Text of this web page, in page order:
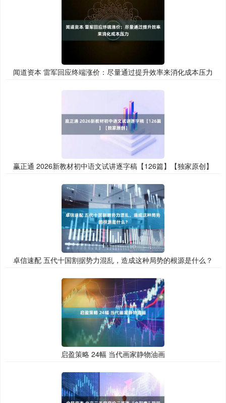
闻道资本 雷军回应终端涨价：尽量通过提升效率来消化成本压力
赢正通 2026新教材初中语文试讲逐字稿【126篇】【独家原创】
卓信速配 五代十国割据势力混乱，造成这种局势的根源是什么？
启盈策略 24幅 当代画家静物油画